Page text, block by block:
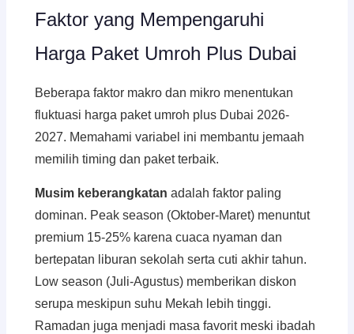
Faktor yang Mempengaruhi
Harga Paket Umroh Plus Dubai
Beberapa faktor makro dan mikro menentukan
fluktuasi harga paket umroh plus Dubai 2026-
2027. Memahami variabel ini membantu jemaah
memilih timing dan paket terbaik.
Musim keberangkatan adalah faktor paling
dominan. Peak season (Oktober-Maret) menuntut
premium 15-25% karena cuaca nyaman dan
bertepatan liburan sekolah serta cuti akhir tahun.
Low season (Juli-Agustus) memberikan diskon
serupa meskipun suhu Mekah lebih tinggi.
Ramadan juga menjadi masa favorit meski ibadah